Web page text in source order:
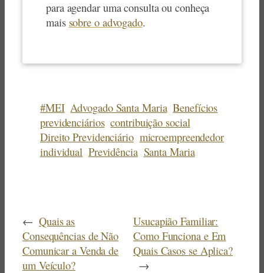
para agendar uma consulta ou conheça
mais sobre o advogado.
#MEI Advogado Santa Maria Benefícios
previdenciários contribuição social
Direito Previdenciário microempreendedor
individual Previdência Santa Maria
← Quais as
Consequências de Não
Comunicar a Venda de
um Veículo?
Usucapião Familiar:
Como Funciona e Em
Quais Casos se Aplica?
→